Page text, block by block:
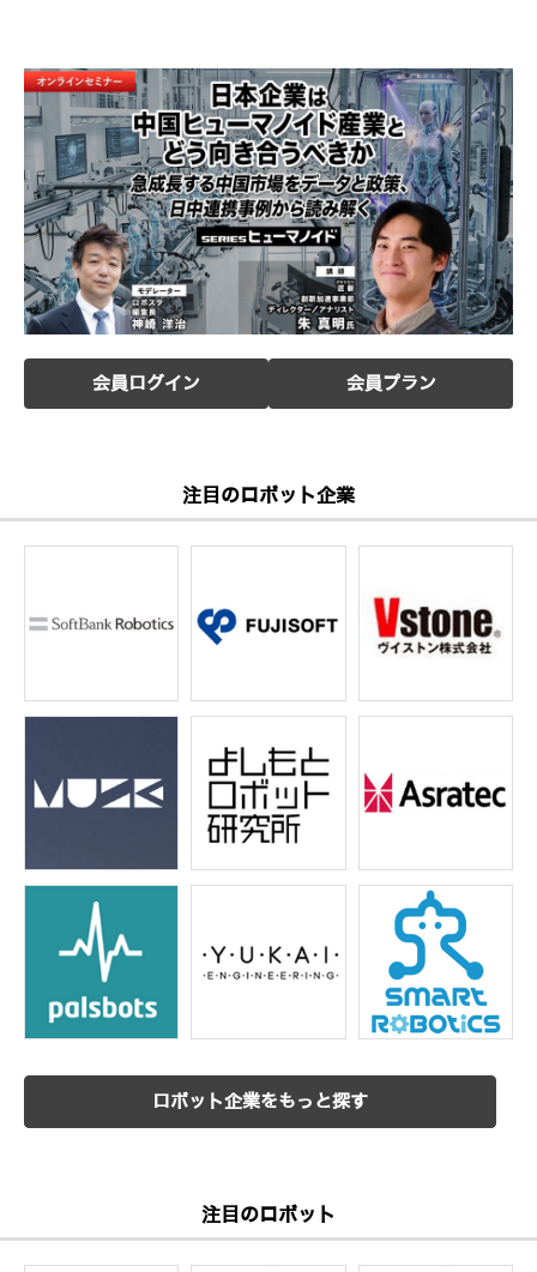
会員ログイン 会員プラン
注目のロボット企業
ロボット企業をもっと探す
注目のロボット